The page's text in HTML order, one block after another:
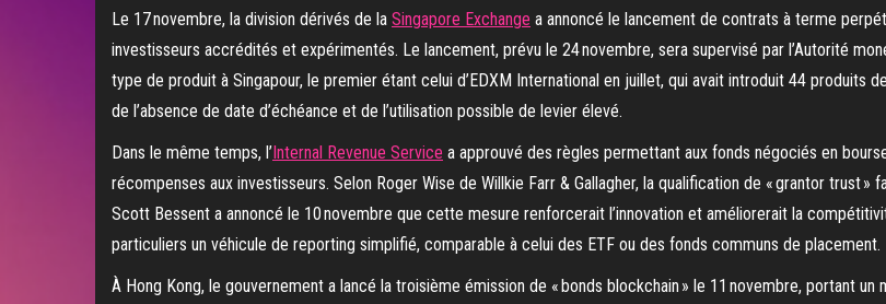
Le 17 novembre, la division dérivés de la Singapore Exchange a annoncé le lancement de contrats à terme
investisseurs accrédités et expérimentés. Le lancement, prévu le 24 novembre, sera supervisé par l’Autorité
type de produit à Singapour, le premier étant celui d’EDXM International en juillet, qui avait introduit 44 produits
de l’absence de date d’échéance et de l’utilisation possible de levier élevé.
Dans le même temps, l’Internal Revenue Service a approuvé des règles permettant aux fonds négociés en
récompenses aux investisseurs. Selon Roger Wise de Willkie Farr & Gallagher, la qualification de « grantor trust
Scott Bessent a annoncé le 10 novembre que cette mesure renforcerait l’innovation et améliorerait la
particuliers un véhicule de reporting simplifié, comparable à celui des ETF ou des fonds communs de placement.
À Hong Kong, le gouvernement a lancé la troisième émission de « bonds blockchain » le 11 novembre, portant